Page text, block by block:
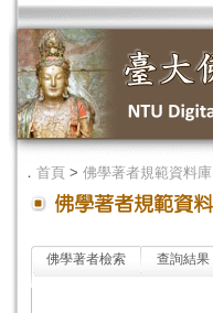
． 首頁 > 佛學著者規範資料庫
佛學著者檢索 查詢結果